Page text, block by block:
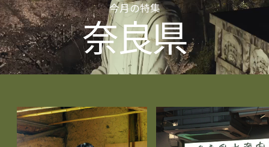
今月の特集
奈良県